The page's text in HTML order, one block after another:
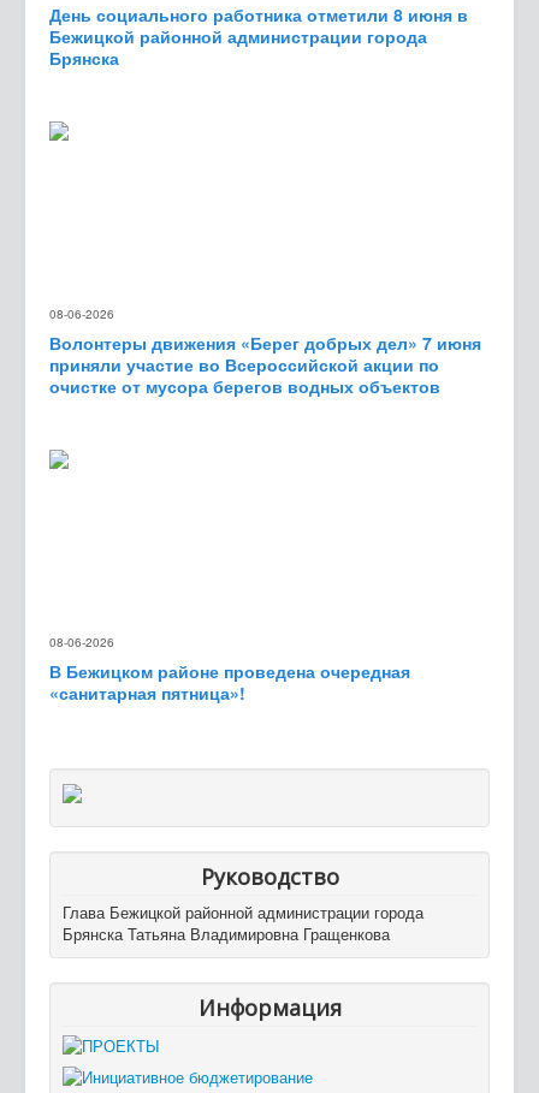
День социального работника отметили 8 июня в
Бежицкой районной администрации города
Брянска
08-06-2026
Волонтеры движения «Берег добрых дел» 7 июня
приняли участие во Всероссийской акции по
очистке от мусора берегов водных объектов
08-06-2026
В Бежицком районе проведена очередная
«санитарная пятница»!
Руководство
Глава Бежицкой районной администрации города
Брянска Татьяна Владимировна Гращенкова
Информация